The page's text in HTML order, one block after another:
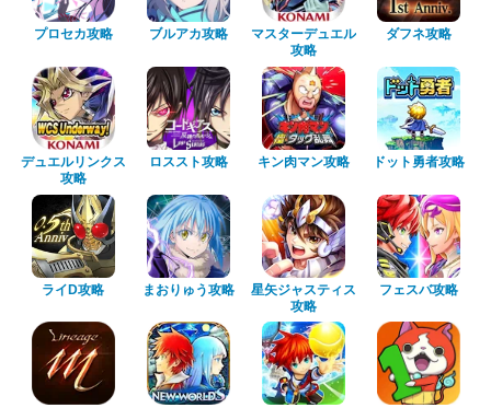
プロセカ攻略 ブルアカ攻略
マスターデュエル
攻略
ダフネ攻略
デュエルリンクス
攻略
ロススト攻略 キン肉マン攻略 ドット勇者攻略
ライD攻略 まおりゅう攻略
星矢ジャスティス
攻略
フェスバ攻略